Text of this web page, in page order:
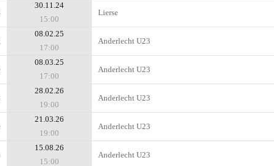
30.11.24
15:00
Lierse
08.02.25
17:00
Anderlecht U23
08.03.25
17:00
Anderlecht U23
28.02.26
19:00
Anderlecht U23
21.03.26
19:00
Anderlecht U23
15.08.26
15:00
Anderlecht U23